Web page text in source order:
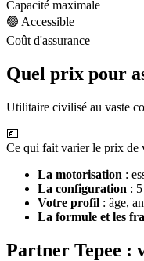
Capacité maximale
🟢 Accessible
Coût d'assurance
Quel prix pour
Utilitaire civilisé au vaste
💶
Ce qui fait varier le prix de
La motorisation :
La configuration :
Votre profil : âge,
La formule et les
Partner Tepee :